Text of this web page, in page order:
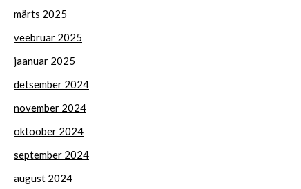
märts 2025
veebruar 2025
jaanuar 2025
detsember 2024
november 2024
oktoober 2024
september 2024
august 2024